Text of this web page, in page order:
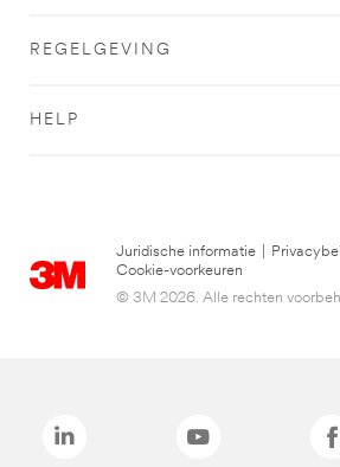
REGELGEVING
HELP
Juridische informatie
Cookie-voorkeuren
© 3M 2026. Alle rechten